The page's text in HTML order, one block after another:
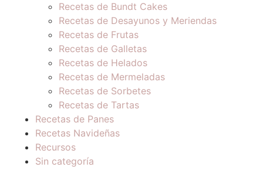
Recetas de Bundt Cakes
Recetas de Desayunos y Meriendas
Recetas de Frutas
Recetas de Galletas
Recetas de Helados
Recetas de Mermeladas
Recetas de Sorbetes
Recetas de Tartas
Recetas de Panes
Recetas Navideñas
Recursos
Sin categoría